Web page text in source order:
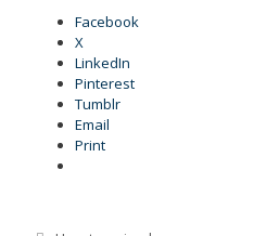
Facebook
X
LinkedIn
Pinterest
Tumblr
Email
Print